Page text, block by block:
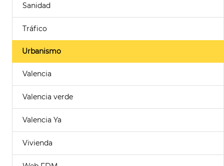
Sanidad
Tráfico
Urbanismo
Valencia
Valencia verde
Valencia Ya
Vivienda